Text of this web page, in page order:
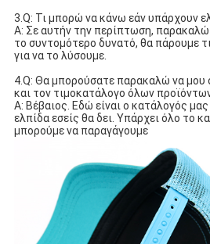
3.Q: Τι μπορώ να κάνω εάν υπάρχουν
Α: Σε αυτήν την περίπτωση,
το συντομότερο δυνατό, θα πάρουμε
για να το λύσουμε.
4.Q: Θα μπορούσατε παρακαλώ να μου
και τον τιμοκατάλογο όλων
Α: Βέβαιος. Εδώ είναι ο κατάλογός
ελπίδα εσείς θα δει. Υπάρχει όλο το
μπορούμε να παραγάγουμε